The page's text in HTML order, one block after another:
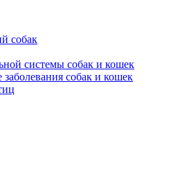
собак
системы собак и кошек
собак и кошек